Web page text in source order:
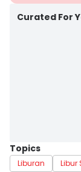
Curated For
Topics
Liburan Libur